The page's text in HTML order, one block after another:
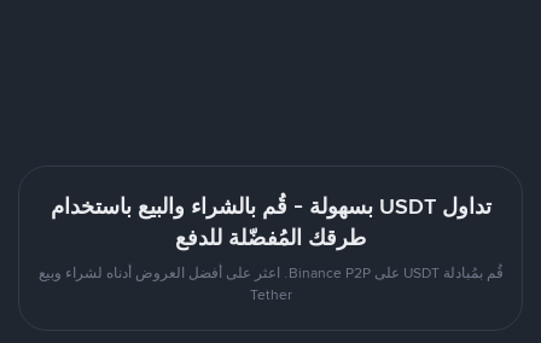
تداول USDT بسهولة - قُم بالشراء والبيع باستخدام
طرقك المُفضّلة للدفع
قُم بمُبادلة USDT على Binance P2P. اعثر على أفضل العروض أدناه لشراء وبيع
Tether